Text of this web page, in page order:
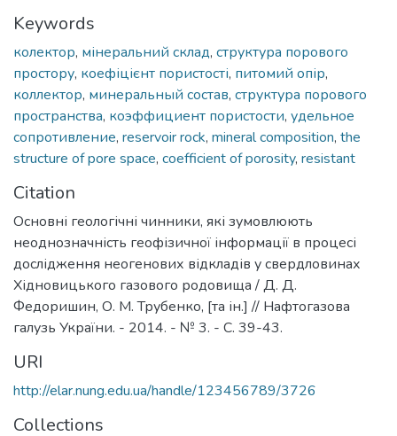
Keywords
колектор, мінеральний склад, структура порового
простору, коефіцієнт пористості, питомий опір,
коллектор, минеральный состав, структура порового
пространства, коэффициент пористости, удельное
сопротивление, reservoir rock, mineral composition, the
structure of pore space, coefficient of porosity, resistant
Citation
Основні геологічні чинники, які зумовлюють
неоднозначність геофізичної інформації в процесі
дослідження неогенових відкладів у свердловинах
Хідновицького газового родовища / Д. Д.
Федоришин, О. М. Трубенко, [та ін.] // Нафтогазова
галузь України. - 2014. - № 3. - С. 39-43.
URI
http://elar.nung.edu.ua/handle/123456789/3726
Collections